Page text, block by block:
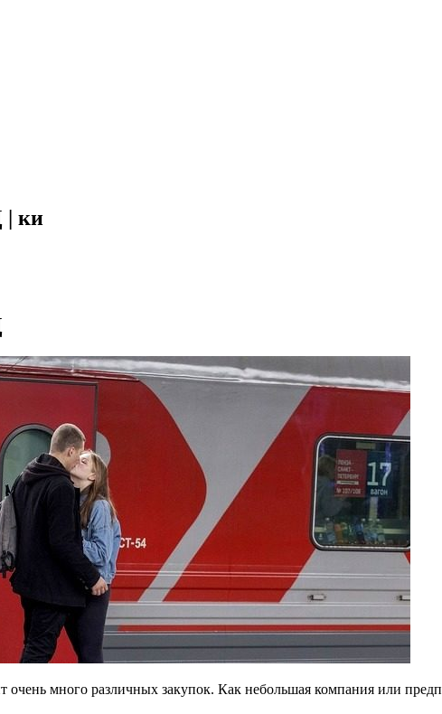
| ки
много различных закупок. Как небольшая компания или